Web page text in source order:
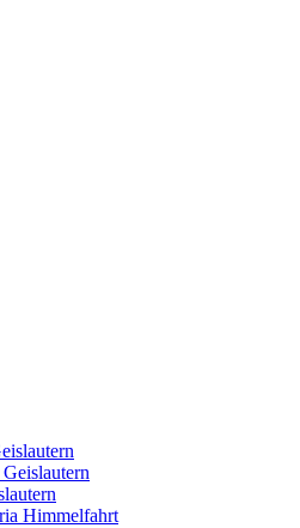
Himmelfahrt